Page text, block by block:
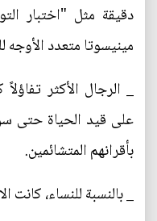
دقيقة مثل "اختبار
مينيسوتا متعدد
_ الرجال الأكثر
بأقرانهم المتشائمين.
_ بالنسبة للنساء، كانت